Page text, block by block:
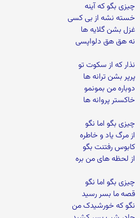
چیزی بگو که آینه
خسته نشه از بی کسی
غزل بشن گلایه ها
نه هق هق دلواپسی
نذار که از سکوت تو
پرپر بشن ترانه ها
دوباره من بمونمو
خاکستر پروانه ها
چیزی بگو اما نگو
از مرگ یاد و خاطره
کابوس رفتنت بگو
از لحظه های من بره
چیزی بگو اما نگو
قصه ما بسر رسید
نگو که خورشیدک من